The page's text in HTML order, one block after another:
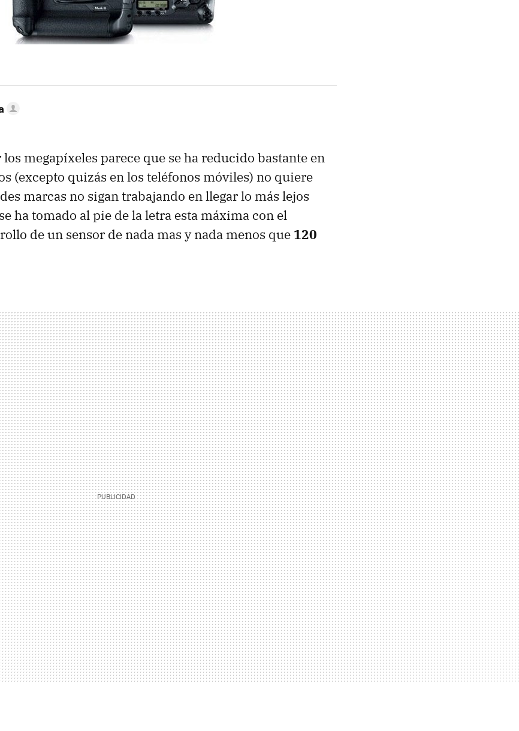
megapíxeles parece que se ha reducido bastante en
(excepto quizás en los teléfonos móviles) no quiere
marcas no sigan trabajando en llegar lo más lejos
se ha tomado al pie de la letra esta máxima con el
de un sensor de nada mas y nada menos que 120